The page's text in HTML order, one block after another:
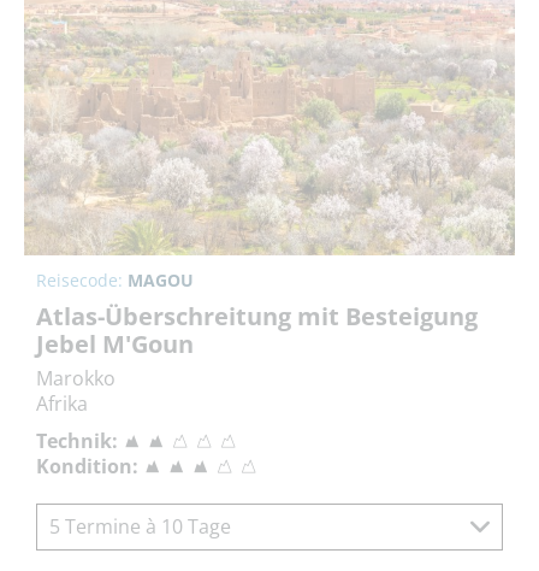
Reisecode: MAGOU
Atlas-Überschreitung mit Besteigung
Jebel M'Goun
Marokko
Afrika
Technik:
Kondition:
5 Termine à 10 Tage